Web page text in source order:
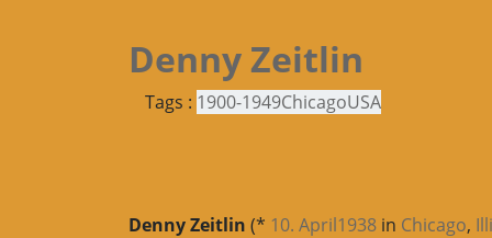
Denny Zeitlin
Tags : 1900-1949ChicagoUSA
Denny Zeitlin (* 10. April1938 in Chicago,